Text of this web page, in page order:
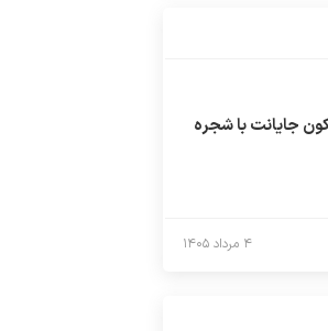
جایانت با شجره
۴ مرداد ۱۴۰۵